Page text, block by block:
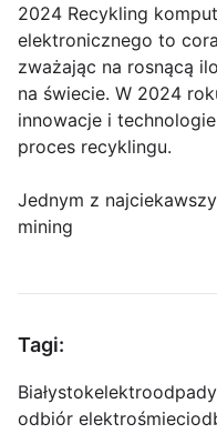
2024 Recykling
elektronicznego to
zważając na rosnącą
na świecie. W 2024
innowacje i
proces recyklingu.
Jednym z
mining
Tagi:
Białystokelektroodpady
odbiór elektrośmieci